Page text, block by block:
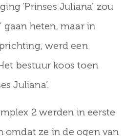
‘Prinses Juliana’ zou
gaan heten, maar in
werd een
bestuur koos toen
Juliana’.
2 werden in eerste
omdat ze in de ogen van